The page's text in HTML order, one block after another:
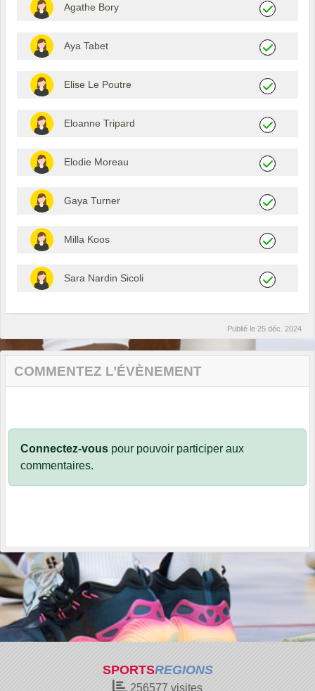
Agathe Bory
Aya Tabet
Elise Le Poutre
Eloanne Tripard
Elodie Moreau
Gaya Turner
Milla Koos
Sara Nardin Sicoli
Publié le 25 déc. 2024
COMMENTEZ L’ÉVÈNEMENT
Connectez-vous pour pouvoir participer aux
commentaires.
SPORTSREGIONS
256577 visites